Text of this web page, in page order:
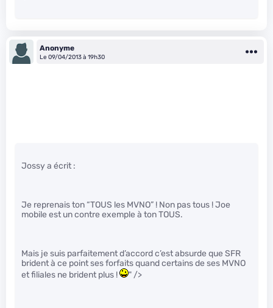
Anonyme
Le 09/04/2013 à 19h30
Jossy a écrit :
Je reprenais ton “TOUS les MVNO” ! Non pas tous ! Joe
mobile est un contre exemple à ton TOUS.
Mais je suis parfaitement d’accord c’est absurde que SFR
brident à ce point ses forfaits quand certains de ses MVNO
et filiales ne brident plus !
" />